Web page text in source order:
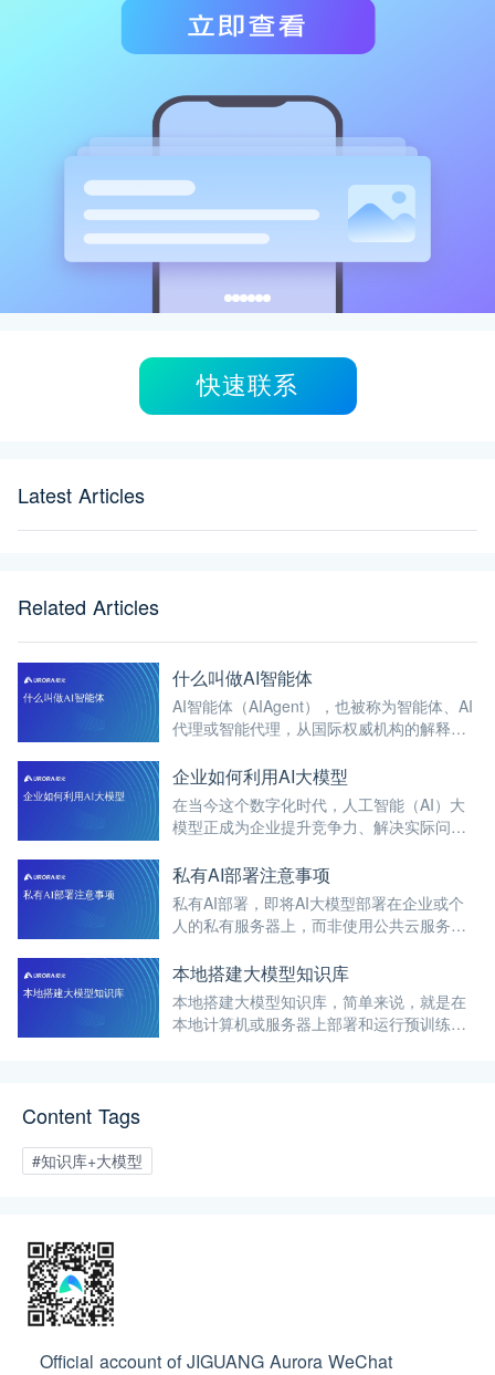
快速联系
Latest Articles
Related Articles
什么叫做AI智能体
AI智能体（AIAgent），也被称为智能体、AI
代理或智能代理，从国际权威机构的解释来
动以实现特定目标的智能实体。
企业如何利用AI大模型
在当今这个数字化时代，人工智能（AI）大
模型正成为企业提升竞争力、解决实际问题
私有AI部署注意事项
私有AI部署，即将AI大模型部署在企业或个
人的私有服务器上，而非使用公共云服务。
定制化服务。
本地搭建大模型知识库
本地搭建大模型知识库，简单来说，就是在
本地计算机或服务器上部署和运行预训练的
Content Tags
#知识库+大模型
Official account of JIGUANG Aurora WeChat